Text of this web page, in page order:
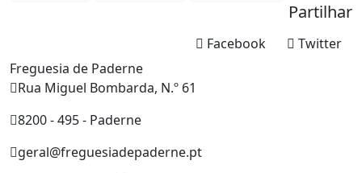
Partilhar
Twitter
Facebook
Freguesia de Paderne
Rua Miguel Bombarda, N.º 61
8200 - 495 - Paderne
geral@freguesiadepaderne.pt